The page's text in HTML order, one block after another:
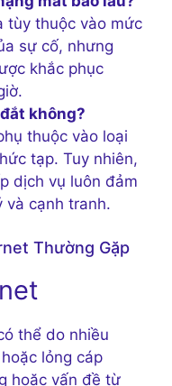
tùy thuộc vào mức
sự cố, nhưng
khắc phục
không?
thuộc vào loại
tạp. Tuy nhiên,
dịch vụ luôn đảm
và cạnh tranh.
Thường Gặp
thể do nhiều
lỏng cáp
hoặc vấn đề từ